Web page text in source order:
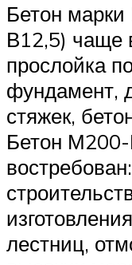
Бетон
В12,5) чаще
прослойка
фундамент,
стяжек,
Бетон
лестниц,